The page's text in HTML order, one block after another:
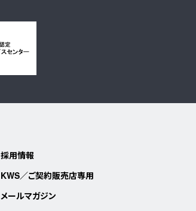
採用情報
KWS／ご契約販売店専用
メールマガジン